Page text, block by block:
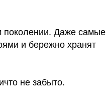
поколении. Даже самые
и бережно хранят
не забыто.